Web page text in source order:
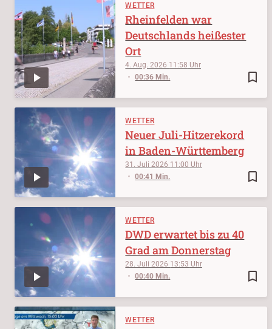
WETTER
bookmark_border
4. Aug. 2026 11:58
00:36 Min.
Rheinfelden war
Deutschlands heißester
Ort
WETTER
bookmark_border
31. Juli 2026 11:00
00:41 Min.
Neuer Juli-Hitzerekord
in Baden-Württemberg
WETTER
bookmark_border
28. Juli 2026 13:53
00:40 Min.
DWD erwartet bis zu 40
Grad am Donnerstag
WETTER